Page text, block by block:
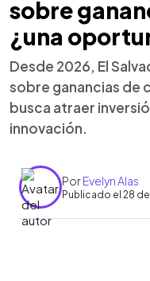
sobre
¿una
Desde 2026, El
sobre ganancias de
busca atraer
innovación.
PorEvelyn Alas
Publicado el 28